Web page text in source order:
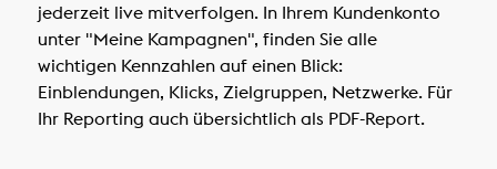
jederzeit live mitverfolgen. In Ihrem Kundenkonto
unter "Meine Kampagnen", finden Sie alle
wichtigen Kennzahlen auf einen Blick:
Einblendungen, Klicks, Zielgruppen, Netzwerke. Für
Ihr Reporting auch übersichtlich als PDF-Report.